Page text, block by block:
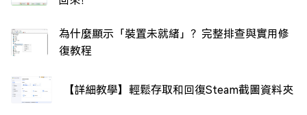
為什麼顯示「裝置未就緒」？完整排查與實用修
復教程
【詳細教學】輕鬆存取和回復Steam截圖資料夾